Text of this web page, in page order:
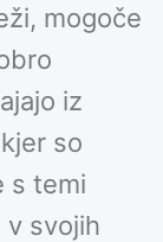
mogoče
iz
so
s temi
v svojih